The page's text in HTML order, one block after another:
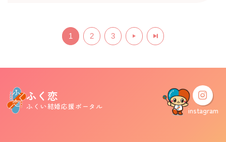
1 2 3
ふく恋
ふくい結婚応援ポータル instagram